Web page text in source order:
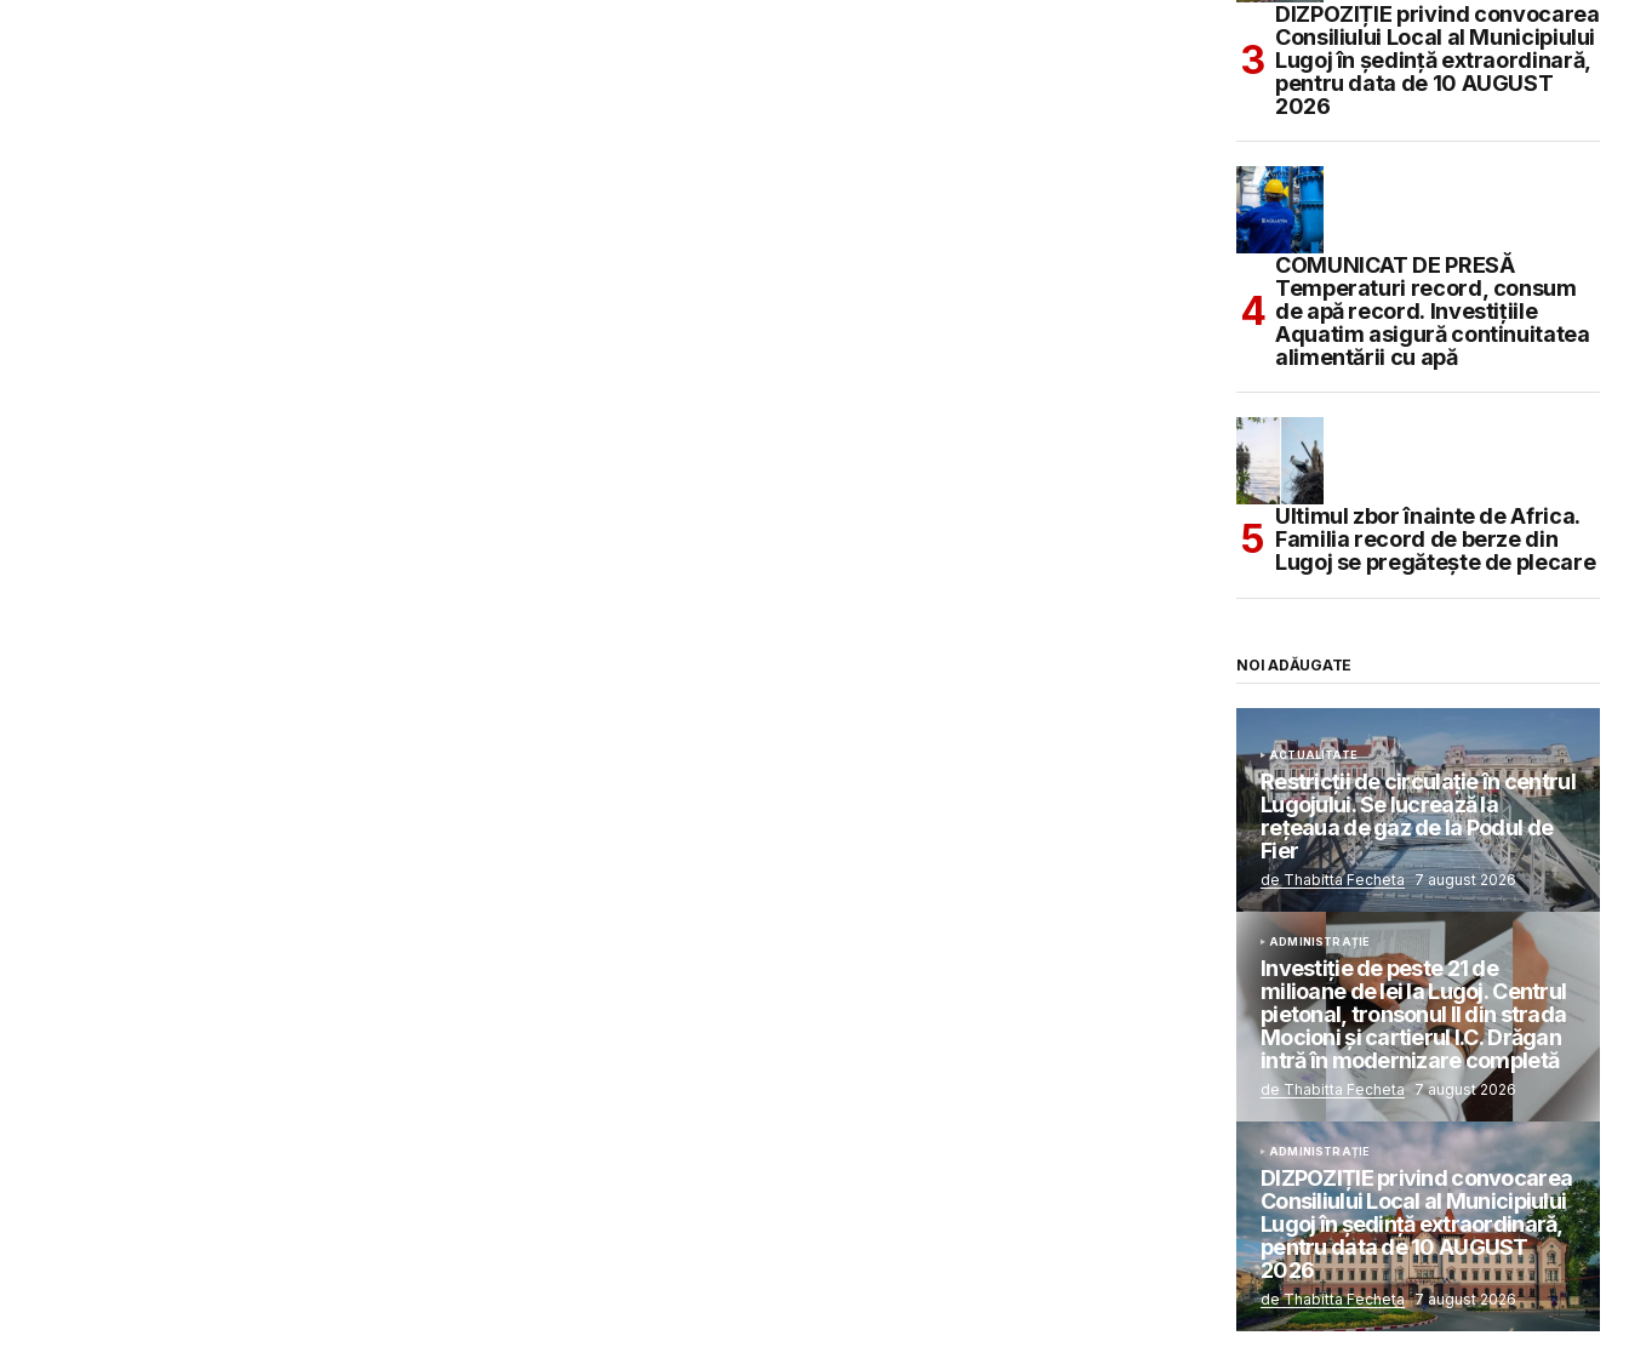
DIZPOZIȚIE privind convocarea
Consiliului Local al Municipiului
Lugoj în şedinţă extraordinară,
pentru data de 10 AUGUST
2026
COMUNICAT DE PRESĂ
Temperaturi record, consum
de apă record. Investițiile
Aquatim asigură continuitatea
alimentării cu apă
Ultimul zbor înainte de Africa.
Familia record de berze din
Lugoj se pregătește de plecare
NOI ADĂUGATE
ACTUALITATE
Restricții de circulație în centrul
Lugojului. Se lucrează la
rețeaua de gaz de la Podul de
Fier
de Thabitta Fecheta 7 august 2026
ADMINISTRAȚIE
Investiție de peste 21 de
milioane de lei la Lugoj. Centrul
pietonal, tronsonul II din strada
Mocioni și cartierul I.C. Drăgan
intră în modernizare completă
de Thabitta Fecheta 7 august 2026
ADMINISTRAȚIE
DIZPOZIȚIE privind convocarea
Consiliului Local al Municipiului
Lugoj în şedinţă extraordinară,
pentru data de 10 AUGUST
2026
de Thabitta Fecheta 7 august 2026